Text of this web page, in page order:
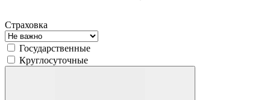
Страховка
Государственные
Круглосуточные